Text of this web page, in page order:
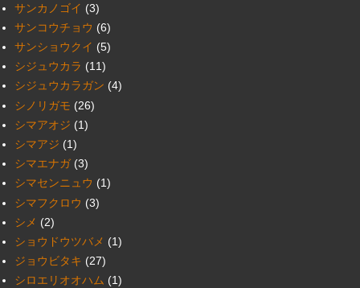
サンカノゴイ (3)
サンコウチョウ (6)
サンショウクイ (5)
シジュウカラ (11)
シジュウカラガン (4)
シノリガモ (26)
シマアオジ (1)
シマアジ (1)
シマエナガ (3)
シマセンニュウ (1)
シマフクロウ (3)
シメ (2)
ショウドウツバメ (1)
ジョウビタキ (27)
シロエリオオハム (1)